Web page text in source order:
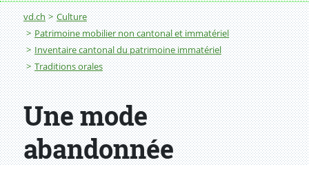
Fil d'Ariane
vd.ch
Culture
Patrimoine mobilier non cantonal et immatériel
Inventaire cantonal du patrimoine immatériel
Traditions orales
Une mode
abandonnée